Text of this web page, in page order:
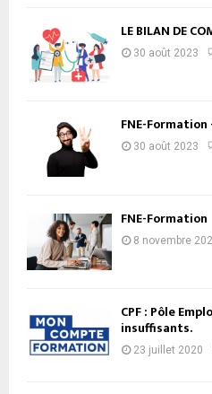
LE BILAN DE
30 août 2023
FNE-Formation
30 août 2023
FNE-Formation
8 novembre
CPF : Pôle
insuffisants.
23 juillet 2020